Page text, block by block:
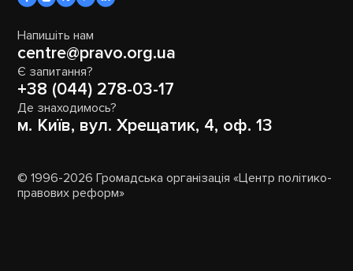
Напишіть нам
centre@pravo.org.ua
Є запитання?
+38 (044) 278-03-17
Де знаходимось?
м. Київ, вул. Хрещатик, 4, оф. 13
© 1996-2026 Громадська організація «Центр політико-
правових реформ»